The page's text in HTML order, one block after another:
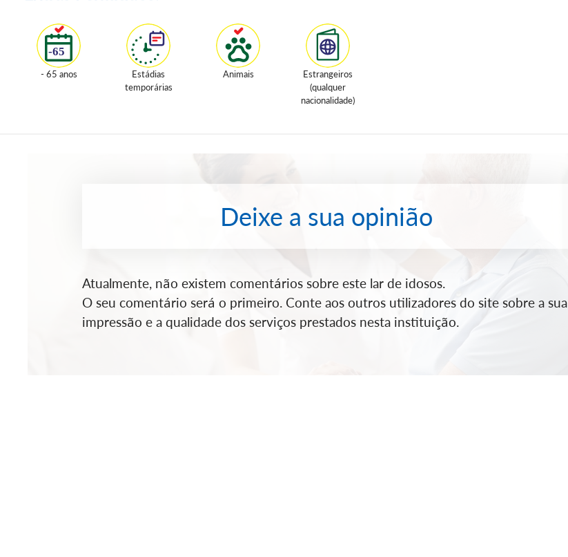
- 65 anos
Estádias
temporárias
Animais
Estrangeiros
(qualquer
nacionalidade)
Deixe a sua opinião
Atualmente, não existem comentários sobre este lar de idosos.
O seu comentário será o primeiro. Conte aos outros utilizadores do site sobre a sua
impressão e a qualidade dos serviços prestados nesta instituição.